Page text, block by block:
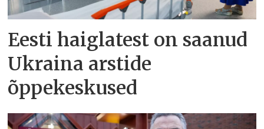
Eesti haiglatest on saanud
Ukraina arstide
õppekeskused